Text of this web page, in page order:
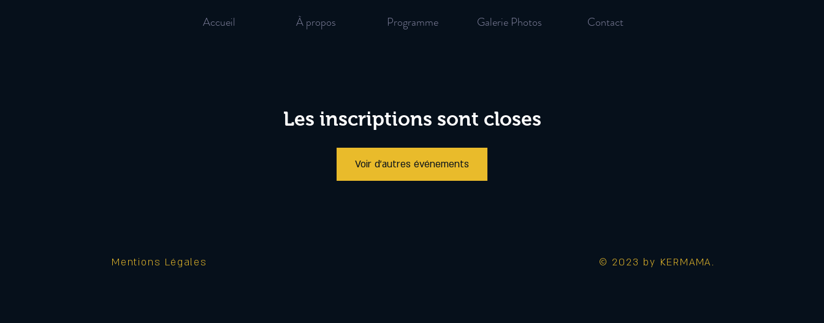
Accueil À propos Programme Galerie Photos Contact
Les inscriptions sont closes
Voir d'autres événements
Mentions Légales © 2023 by KERMAMA.